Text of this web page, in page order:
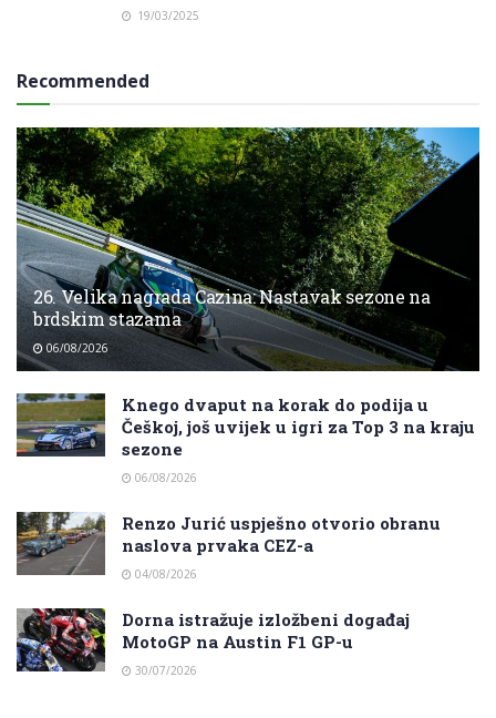
19/03/2025
Recommended
26. Velika nagrada Cazina: Nastavak sezone na
brdskim stazama
06/08/2026
Knego dvaput na korak do podija u
Češkoj, još uvijek u igri za Top 3 na kraju
sezone
06/08/2026
Renzo Jurić uspješno otvorio obranu
naslova prvaka CEZ-a
04/08/2026
Dorna istražuje izložbeni događaj
MotoGP na Austin F1 GP-u
30/07/2026